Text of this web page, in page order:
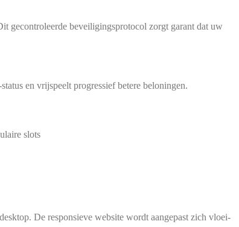
gecon­tro­leer­de bevei­ligings­pro­to­col zorgt garant dat uw
en vrijs­peelt pro­gres­sief bete­re beloningen.
slots
De respon­sie­ve web­site wordt aan­ge­past zich vloei­